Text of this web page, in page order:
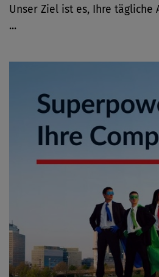
Unser Ziel ist es, Ihre tägliche
...